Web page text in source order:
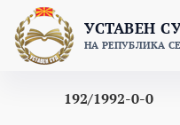
content
УСТАВЕН
НА РЕПУБЛИКА
192/1992-0-0